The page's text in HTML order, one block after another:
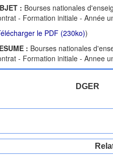
: Bourses nationales
- Formation initiale - Année
le PDF (230ko))
: Bourses nationales
- Formation initiale - Annee
DGER